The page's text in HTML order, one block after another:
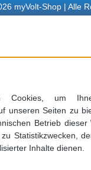
myVolt-Shop | Alle
Cookies, um
unseren Seiten zu
Betrieb dieser
Statistikzwecken,
Inhalte dienen.